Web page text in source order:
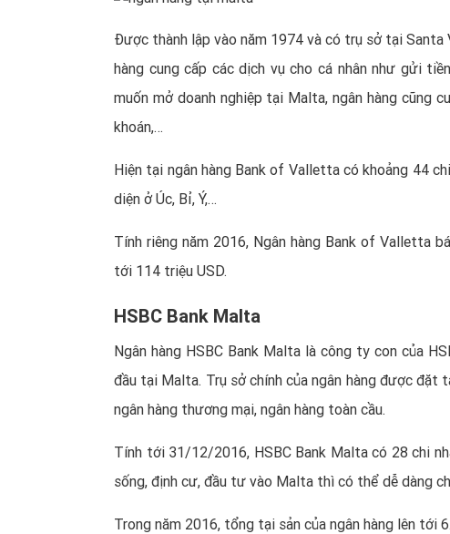
Được thành lập vào năm 1974 và có trụ sở tại Santa
hàng cung cấp các dịch vụ cho cá nhân như gửi
muốn mở doanh nghiệp tại Malta, ngân hàng cũng
khoán,…
Hiện tại ngân hàng Bank of Valletta có khoảng 44
diện ở Úc, Bỉ, Ý,…
Tính riêng năm 2016, Ngân hàng Bank of Valletta
tới 114 triệu USD.
HSBC Bank Malta
Ngân hàng HSBC Bank Malta là công ty con của
đầu tại Malta. Trụ sở chính của ngân hàng được
ngân hàng thương mại, ngân hàng toàn cầu.
Tính tới 31/12/2016, HSBC Bank Malta có 28 chi
sống, định cư, đầu tư vào Malta thì có thể dễ dàng
Trong năm 2016, tổng tại sản của ngân hàng lên tới